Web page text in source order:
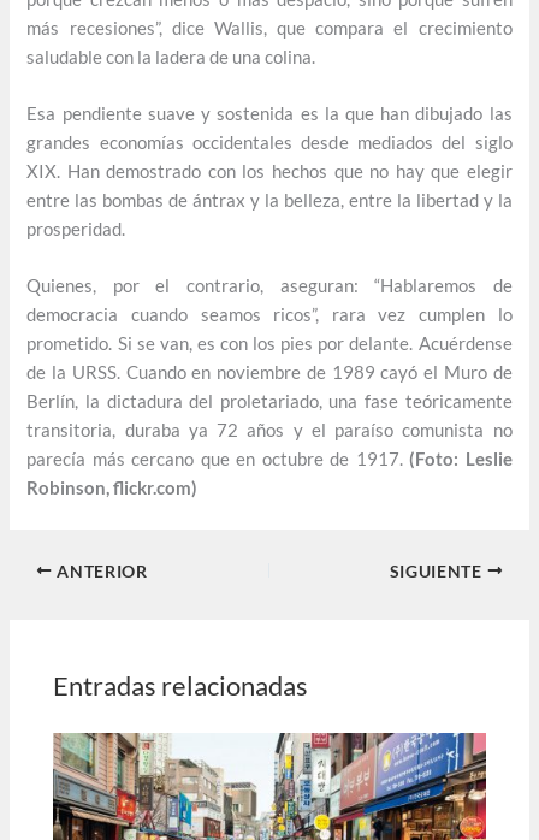
más recesiones”, dice Wallis, que compara el crecimiento
saludable con la ladera de una colina.
Esa pendiente suave y sostenida es la que han dibujado las
grandes economías occidentales desde mediados del siglo
XIX. Han demostrado con los hechos que no hay que elegir
entre las bombas de ántrax y la belleza, entre la libertad y la
prosperidad.
Quienes, por el contrario, aseguran: “Hablaremos de
democracia cuando seamos ricos”, rara vez cumplen lo
prometido. Si se van, es con los pies por delante. Acuérdense
de la URSS. Cuando en noviembre de 1989 cayó el Muro de
Berlín, la dictadura del proletariado, una fase teóricamente
transitoria, duraba ya 72 años y el paraíso comunista no
parecía más cercano que en octubre de 1917. (Foto: Leslie
Robinson, flickr.com)
ANTERIOR SIGUIENTE
Entradas relacionadas